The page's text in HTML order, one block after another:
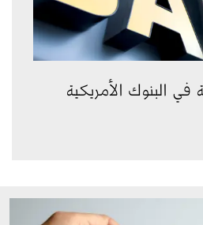
البنوك الأمريكية